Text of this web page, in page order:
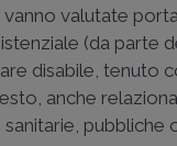
valutate
(da parte
disabile, tenuto
anche
pubbliche